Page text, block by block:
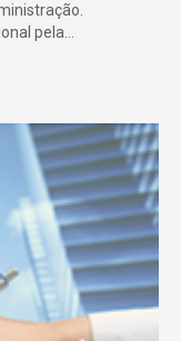
pela…